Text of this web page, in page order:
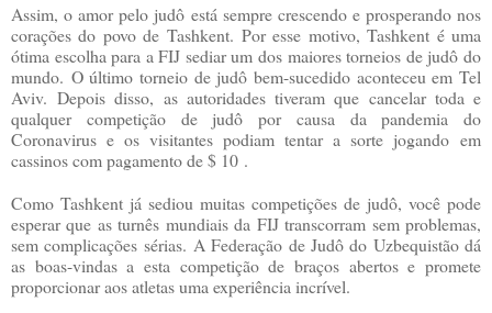
Assim, o amor pelo judô está sempre crescendo e prosperando nos
corações do povo de Tashkent. Por esse motivo, Tashkent é uma
ótima escolha para a FIJ sediar um dos maiores torneios de judô do
mundo. O último torneio de judô bem-sucedido aconteceu em Tel
Aviv.Depois disso, as autoridades tiveram que cancelar toda e
qualquer competição de judô por causa da pandemia do
Coronavirus e os visitantes podiam tentar a sorte jogando em
cassinos com pagamento de $ 10 .
Como Tashkent já sediou muitas competições de judô, você pode
esperar que as turnês mundiais da FIJ transcorram sem problemas,
sem complicações sérias. A Federação de Judô do Uzbequistão dá
as boas-vindas a esta competição de braços abertos e promete
proporcionar aos atletas uma experiência incrível.